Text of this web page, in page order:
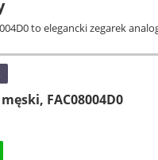
to elegancki zegarek
FAC08004D0